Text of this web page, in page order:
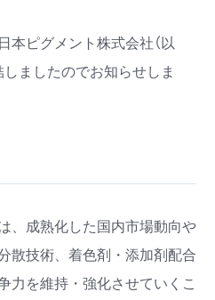
本ピグメント株式会社（以
ましたのでお知らせしま
、成熟化した国内市場動向や
散技術、着色剤・添加剤配合
力を維持・強化させていくこ